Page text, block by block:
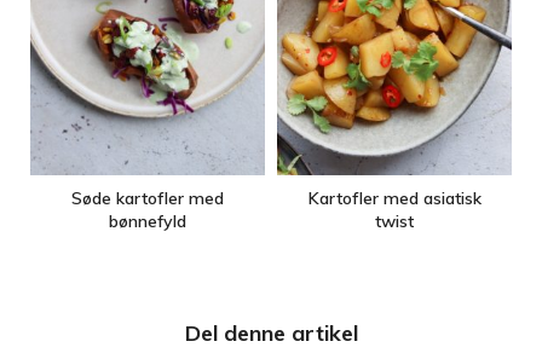
Søde kartofler med
bønnefyld
Kartofler med asiatisk
twist
Del denne artikel